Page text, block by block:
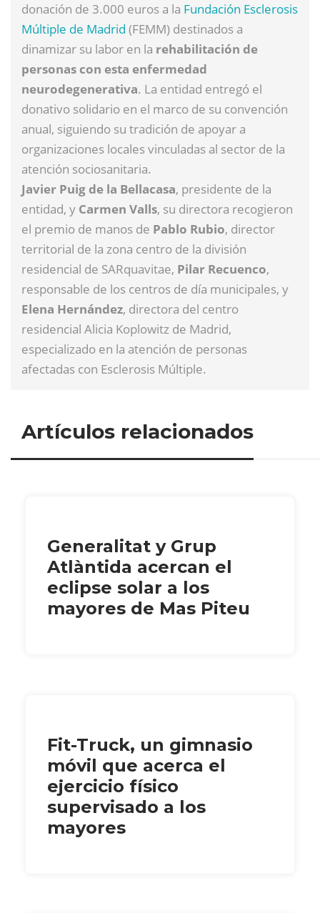
donación de 3.000 euros a la Fundación Esclerosis
Múltiple de Madrid (FEMM) destinados a
dinamizar su labor en la rehabilitación de
personas con esta enfermedad
neurodegenerativa. La entidad entregó el
donativo solidario en el marco de su convención
anual, siguiendo su tradición de apoyar a
organizaciones locales vinculadas al sector de la
atención sociosanitaria.
Javier Puig de la Bellacasa, presidente de la
entidad, y Carmen Valls, su directora recogieron
el premio de manos de Pablo Rubio, director
territorial de la zona centro de la división
residencial de SARquavitae, Pilar Recuenco,
responsable de los centros de día municipales, y
Elena Hernández, directora del centro
residencial Alicia Koplowitz de Madrid,
especializado en la atención de personas
afectadas con Esclerosis Múltiple.
Artículos relacionados
Generalitat y Grup
Atlàntida acercan el
eclipse solar a los
mayores de Mas Piteu
Fit-Truck, un gimnasio
móvil que acerca el
ejercicio físico
supervisado a los
mayores